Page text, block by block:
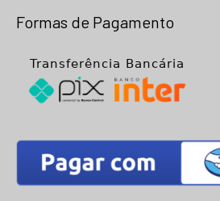
Formas de Pagamento